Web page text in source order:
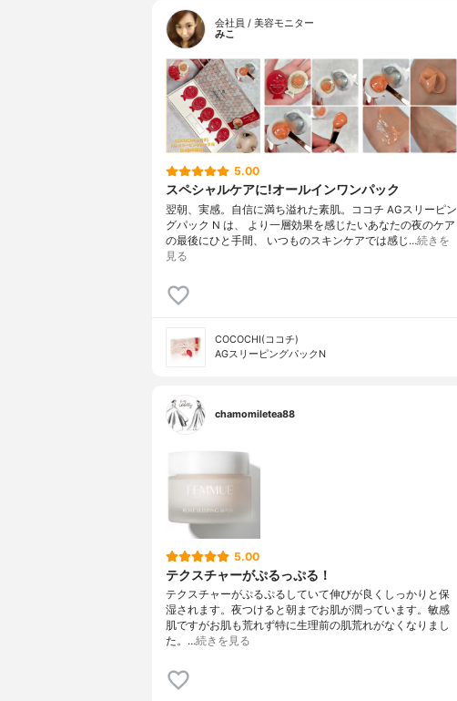
会社員 / 美容モニター
みこ
5.00
スペシャルケアに!オールインワンパック
翌朝、実感。自信に満ち溢れた素肌。ココチ AGスリーピン
グパック N は、 より一層効果を感じたいあなたの夜のケア
の最後にひと手間、 いつものスキンケアでは感じ…続きを
見る
COCOCHI(ココチ)
AGスリーピングパックN
chamomiletea88
5.00
テクスチャーがぷるっぷる！
テクスチャーがぷるぷるしていて伸びが良くしっかりと保
湿されます。夜つけると朝までお肌が潤っています。敏感
肌ですがお肌も荒れず特に生理前の肌荒れがなくなりまし
た。…続きを見る